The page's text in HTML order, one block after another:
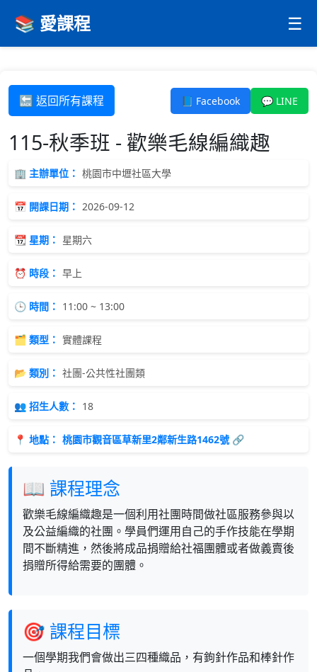
📚 愛課程 ☰
🔙 返回所有課程 📘 Facebook 💬 LINE
115-秋季班 - 歡樂毛線編織趣
🏢 主辦單位： 桃園市中壢社區大學
📅 開課日期： 2026-09-12
📆 星期： 星期六
⏰ 時段： 早上
🕒 時間： 11:00 ~ 13:00
🗂 類型： 實體課程
📂 類別： 社團-公共性社團類
👥 招生人數： 18
📍 地點： 桃園市觀音區草新里2鄰新生路1462號 🔗
📖 課程理念
歡樂毛線編織趣是一個利用社團時間做社區服務參與以
及公益編織的社團。學員們運用自己的手作技能在學期
間不斷精進，然後將成品捐贈給社福團體或者做義賣後
捐贈所得給需要的團體。
🎯 課程目標
一個學期我們會做出三四種織品，有鉤針作品和棒針作